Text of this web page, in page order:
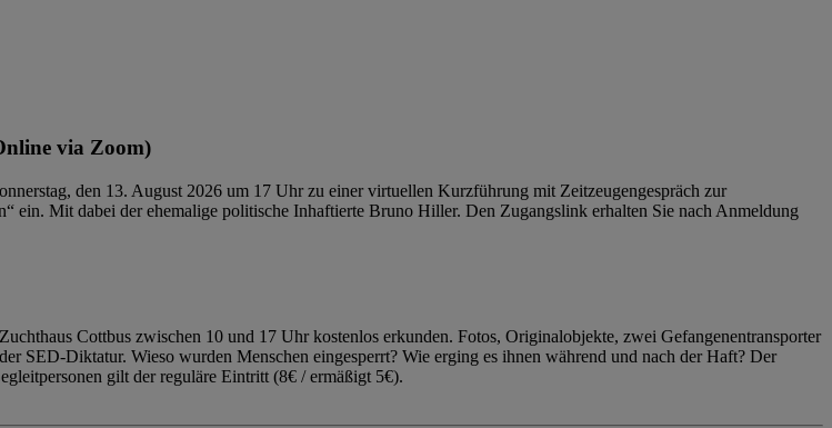
via Zoom)
den 13. August 2026 um 17 Uhr zu einer virtuellen Kurzführung mit Zeitzeugengespräch zur
ein. Mit dabei der ehemalige politische Inhaftierte Bruno Hiller. Den Zugangslink erhalten Sie nach Anmeldung
Cottbus zwischen 10 und 17 Uhr kostenlos erkunden. Fotos, Originalobjekte, zwei Gefangenentransporter
SED-Diktatur. Wieso wurden Menschen eingesperrt? Wie erging es ihnen während und nach der Haft? Der
gilt der reguläre Eintritt (8€ / ermäßigt 5€).